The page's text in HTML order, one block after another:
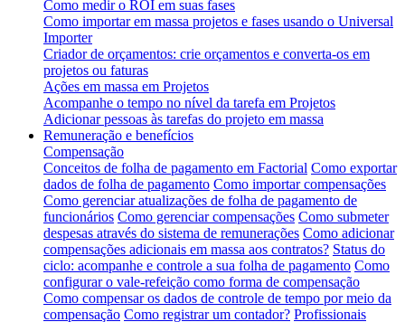
Como medir o ROI em suas fases
Como importar em massa projetos e fases usando o Universal
Importer
Criador de orçamentos: crie orçamentos e converta-os em
projetos ou faturas
Ações em massa em Projetos
Acompanhe o tempo no nível da tarefa em Projetos
Adicionar pessoas às tarefas do projeto em massa
Remuneração e benefícios
Compensação
Conceitos de folha de pagamento em Factorial Como exportar
dados de folha de pagamento Como importar compensações
Como gerenciar atualizações de folha de pagamento de
funcionários Como gerenciar compensações Como submeter
despesas através do sistema de remunerações Como adicionar
compensações adicionais em massa aos contratos? Status do
ciclo: acompanhe e controle a sua folha de pagamento Como
configurar o vale-refeição como forma de compensação
Como compensar os dados de controle de tempo por meio da
compensação Como registrar um contador? Profissionais